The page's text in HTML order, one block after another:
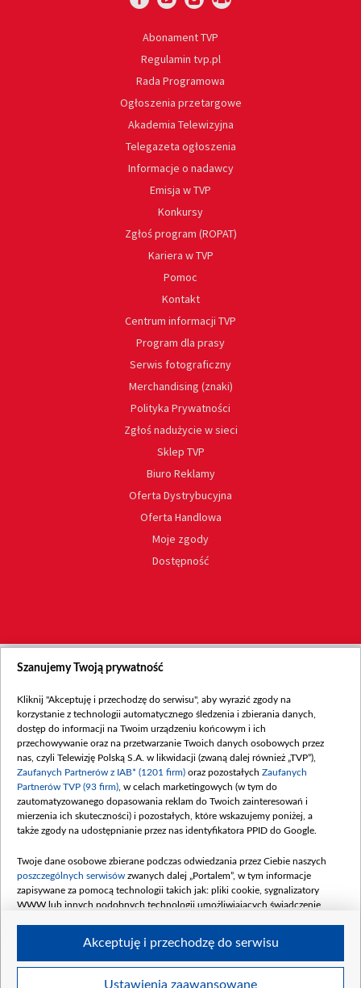
Abonament TVP
Regulamin tvp.pl
Rada Programowa
Ogłoszenia przetargowe
Akademia Telewizyjna
Telegazeta ogłoszenia
Informacje o nadawcy
Emisja w TVP
Konkursy
Zgłoś program (ROPAT)
Kariera w TVP
Pomoc
Kontakt
Centrum informacji TVP
Program dla prasy
Serwis fotograficzny
Merchandising (znaki)
Polityka Prywatności
Zgłoś nadużycie w sieci
Sklep TVP
Biuro Reklamy
Oferta Dystrybucyjna
Oferta Handlowa
Moje zgody
Dostępność
Szanujemy Twoją prywatność
Kliknij "Akceptuję i przechodzę do serwisu", aby wyrazić zgody na
korzystanie z technologii automatycznego śledzenia i zbierania danych,
dostęp do informacji na Twoim urządzeniu końcowym i ich
przechowywanie oraz na przetwarzanie Twoich danych osobowych przez
nas, czyli Telewizję Polską S.A. w likwidacji (zwaną dalej również „TVP”),
Zaufanych Partnerów z IAB* (1201 firm) oraz pozostałych Zaufanych
Partnerów TVP (93 firm) , w celach marketingowych (w tym do
zautomatyzowanego dopasowania reklam do Twoich zainteresowań i
mierzenia ich skuteczności) i pozostałych, które wskazujemy poniżej, a
także zgody na udostępnianie przez nas identyfikatora PPID do Google.
Twoje dane osobowe zbierane podczas odwiedzania przez Ciebie naszych
poszczególnych serwisów zwanych dalej „Portalem”, w tym informacje
zapisywane za pomocą technologii takich jak: pliki cookie, sygnalizatory
WWW lub innych podobnych technologii umożliwiających świadczenie
Twoje dane osobowe zbierane podczas odwiedzania przez Ciebie
Ustawienia zaawansowane
Akceptuję i przechodzę do serwisu